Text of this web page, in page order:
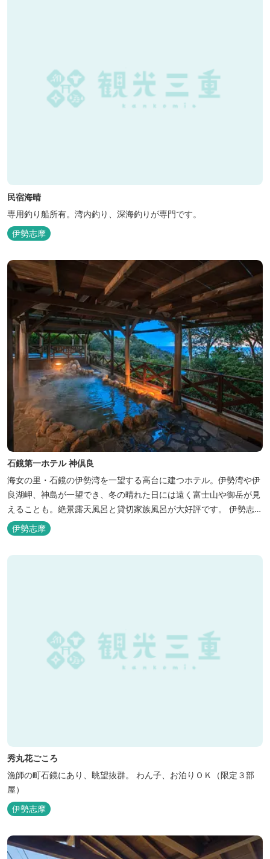
民宿海晴
専用釣り船所有。湾内釣り、深海釣りが専門です。
伊勢志摩
石鏡第一ホテル 神倶良
海女の里・石鏡の伊勢湾を一望する高台に建つホテル。伊勢湾や伊
良湖岬、神島が一望でき、冬の晴れた日には遠く富士山や御岳が見
えることも。絶景露天風呂と貸切家族風呂が大好評です。 伊勢志摩
の新鮮な海の幸をふんだんに使った味覚自慢の人情味あふれる温泉
宿です。
伊勢志摩
秀丸花ごころ
漁師の町石鏡にあり、眺望抜群。 わん子、お泊りＯＫ（限定３部
屋）
伊勢志摩